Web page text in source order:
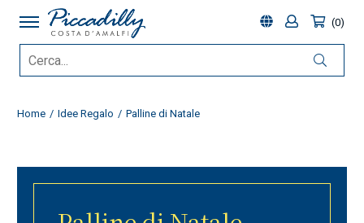
0
Home Idee Regalo Palline di Natale